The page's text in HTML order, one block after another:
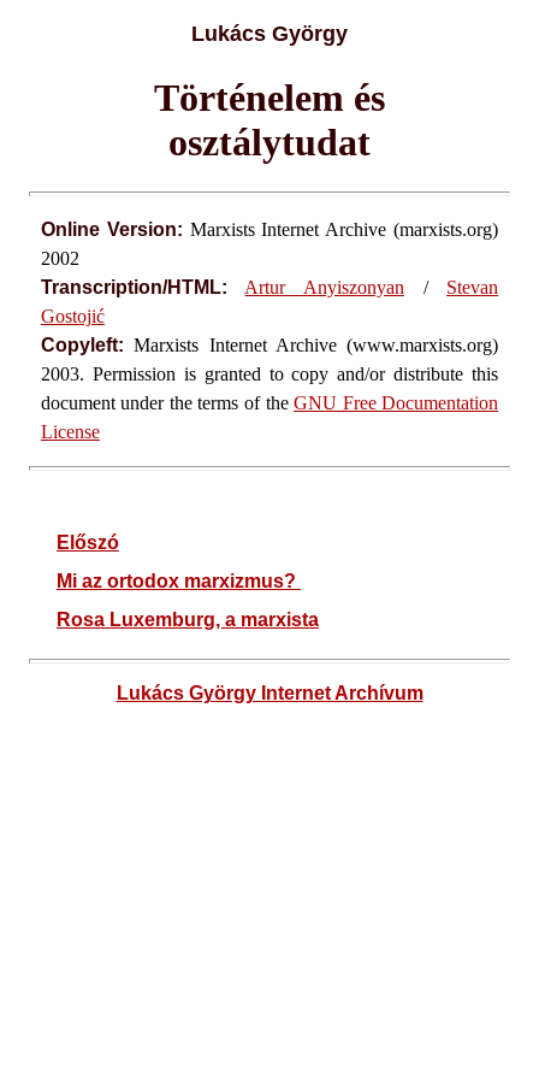
Lukács György
Történelem és
osztálytudat
Online Version: Marxists Internet Archive (marxists.org)
2002
Transcription/HTML:
Artur Anyiszonyan / Stevan
Gostojić
Copyleft:Marxists Internet Archive (www.marxists.org)
2003. Permission is granted to copy and/or distribute this
document under the terms of theGNU Free Documentation
License
Előszó
Mi az ortodox marxizmus?
Rosa Luxemburg, a marxista
Lukács György Internet Archívum